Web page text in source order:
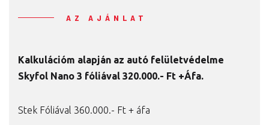
AZ AJÁNLAT
Kalkulációm alapján az autó felületvédelme
Skyfol Nano 3 fóliával 320.000.- Ft +Áfa.
Stek Fóliával 360.000.- Ft + áfa